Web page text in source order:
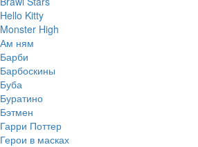
Hello Kitty
Monster High
Ам ням
Барби
Барбоскины
Буба
Буратино
Бэтмен
Гарри Поттер
Герои в масках